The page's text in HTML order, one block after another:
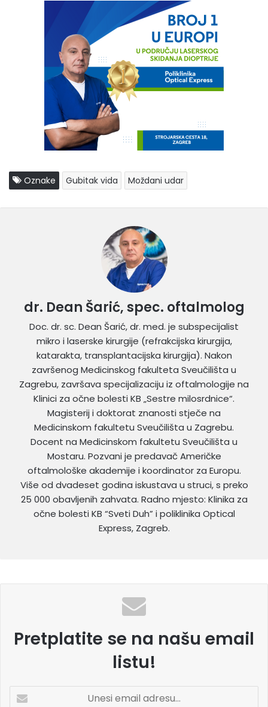
Oznake Gubitak vida Moždani udar
dr. Dean Šarić, spec. oftalmolog
Doc. dr. sc. Dean Šarić, dr. med. je subspecijalist
mikro i laserske kirurgije (refrakcijska kirurgija,
katarakta, transplantacijska kirurgija). Nakon
završenog Medicinskog fakulteta Sveučilišta u
Zagrebu, završava specijalizaciju iz oftalmologije na
Klinici za očne bolesti KB „Sestre milosrdnice“.
Magisterij i doktorat znanosti stječe na
Medicinskom fakultetu Sveučilišta u Zagrebu.
Docent na Medicinskom fakultetu Sveučilišta u
Mostaru. Pozvani je predavač Američke
oftalmološke akademije i koordinator za Europu.
Više od dvadeset godina iskustava u struci, s preko
25 000 obavljenih zahvata. Radno mjesto: Klinika za
očne bolesti KB “Sveti Duh” i poliklinika Optical
Express, Zagreb.
Pretplatite se na našu email
listu!